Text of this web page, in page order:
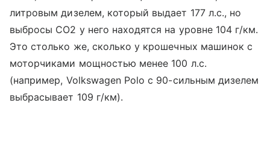
литровым дизелем, который выдает 177 л.с., но
выбросы СО2 у него находятся на уровне 104 г/км.
Это столько же, сколько у крошечных машинок с
моторчиками мощностью менее 100 л.с.
(например, Volkswagen Polo с 90-сильным дизелем
выбрасывает 109 г/км).